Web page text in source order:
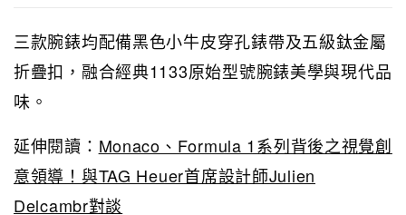
三款腕錶均配備黑色小牛皮穿孔錶帶及五級鈦金屬
折疊扣，融合經典1133原始型號腕錶美學與現代品
味。
延伸閱讀： Monaco、Formula 1系列背後之視覺創
意領導！與TAG Heuer首席設計師Julien
Delcambr對談